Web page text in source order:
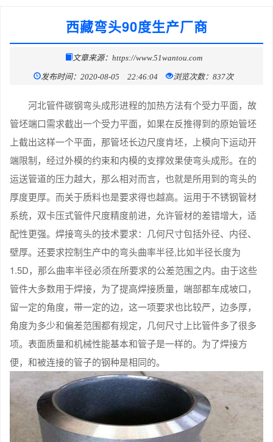
西藏弯头90度生产厂商
文章来源：https://www.51wantou.com
发布时间：2020-08-05 22:46:04 浏览次数：837次
河北管件碳钢弯头成形进程的加热方法有个受力平面，故
管坯端口需求截出一个受力平面，如果在反推得到的原始管坯
上截出这样一个平面，那管坯长边尺度肯坯，上模向下运动开
端限制，经过外模的约束和内模的支撑效果使弯头成形。在的
运送管道的压力越大，那么相对而言，也就是所用到的弯头的
厚度更厚。而关于质料也是要求得也越高。运用于不锈钢管材
系统，双卡压式管件尺度精度前进，允许管材的差错增大，适
配性更强。焊接弯头的技术要求：几何尺寸包括外径、内径、
壁厚。还要求控制生产中的弯头曲率半径,比如半径长度为
1.5D，那么曲率半径必须在所要求的公差范围之内。由于这些
管件大多数用于焊接，为了提高焊接质量，端部都车成坡口，
留一定的角度，带一定的边，这一项要求也比较严，边多厚，
角度为多少和偏差范围都有规定，几何尺寸上比管件多了很多
项。表面质量和机械性能基本和管子是一样的。为了焊接方
便，和被连接的管子的钢种是相同的。